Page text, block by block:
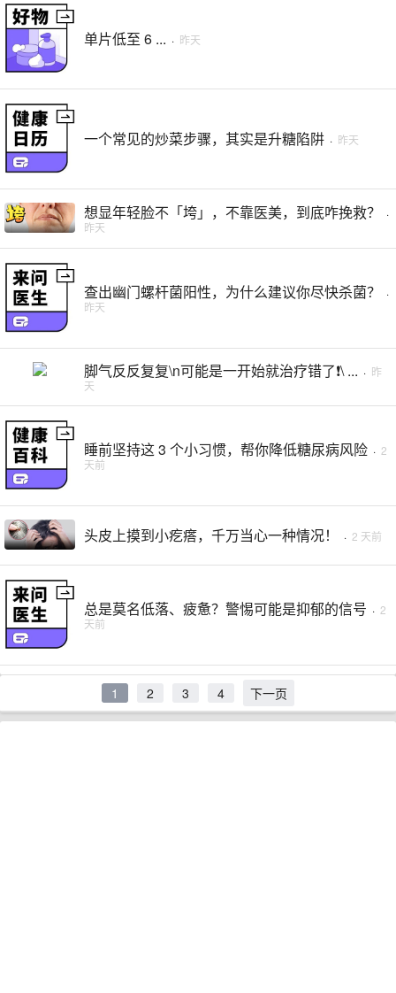
单片低至 6 ... · 昨天
一个常见的炒菜步骤，其实是升糖陷阱 · 昨天
想显年轻脸不「垮」，不靠医美，到底咋挽救？
·
昨天
查出幽门螺杆菌阳性，为什么建议你尽快杀菌？
·
昨天
脚气反反复复\n可能是一开始就治疗错了❗️\ ... · 昨
天
睡前坚持这 3 个小习惯，帮你降低糖尿病风险 · 2
天前
头皮上摸到小疙瘩，千万当心一种情况！ · 2 天前
总是莫名低落、疲惫？警惕可能是抑郁的信号 · 2
天前
1 2 3 4 下一页